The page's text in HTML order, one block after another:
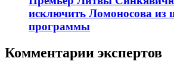
исключить Ломоносова из
программы
Комментарии экспертов